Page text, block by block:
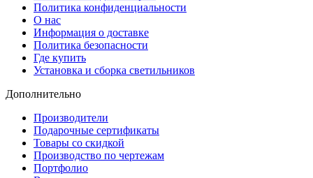
Политика конфиденциальности
О нас
Информация о доставке
Политика безопасности
Где купить
Установка и сборка светильников
Дополнительно
Производители
Подарочные сертификаты
Товары со скидкой
Производство по чертежам
Портфолио